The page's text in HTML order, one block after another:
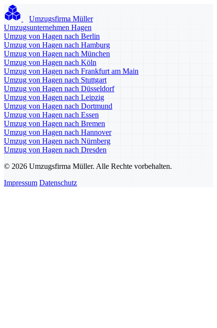
Umzugsfirma Müller
Umzugsunternehmen Hagen
Umzug von Hagen nach Berlin
Umzug von Hagen nach Hamburg
Umzug von Hagen nach München
Umzug von Hagen nach Köln
Umzug von Hagen nach Frankfurt am Main
Umzug von Hagen nach Stuttgart
Umzug von Hagen nach Düsseldorf
Umzug von Hagen nach Leipzig
Umzug von Hagen nach Dortmund
Umzug von Hagen nach Essen
Umzug von Hagen nach Bremen
Umzug von Hagen nach Hannover
Umzug von Hagen nach Nürnberg
Umzug von Hagen nach Dresden
© 2026 Umzugsfirma Müller. Alle Rechte vorbehalten.
Impressum Datenschutz